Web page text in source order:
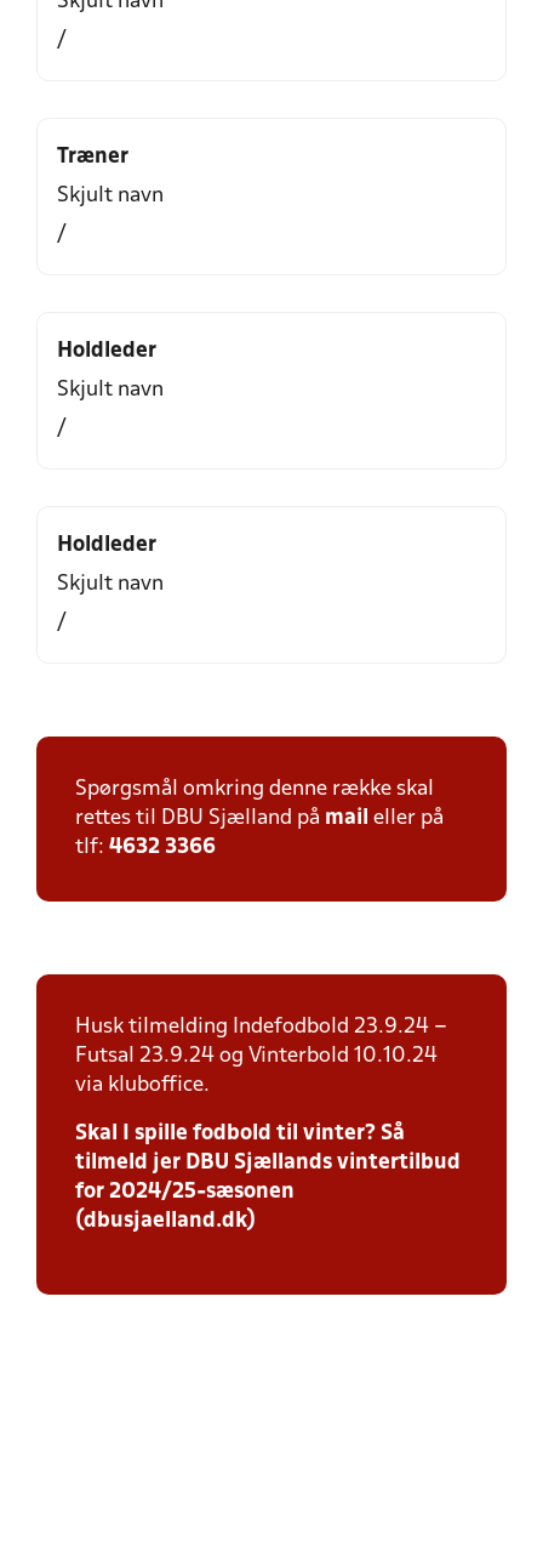
/
Træner
Skjult navn
/
Holdleder
Skjult navn
/
Holdleder
Skjult navn
/
Spørgsmål omkring denne række skal
rettes til DBU Sjælland på mail eller på
tlf: 4632 3366
Husk tilmelding Indefodbold 23.9.24 –
Futsal 23.9.24 og Vinterbold 10.10.24
via kluboffice.
Skal I spille fodbold til vinter? Så
tilmeld jer DBU Sjællands vintertilbud
for 2024/25-sæsonen
(dbusjaelland.dk)